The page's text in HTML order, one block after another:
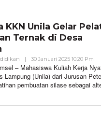
KKN Unila Gelar
Ternak di Desa
| 30 Januari 2025 10:20 Pm
– Mahasiswa Kuliah Kerja
Lampung (Unila) dari Jurusan
pembuatan silase sebagai